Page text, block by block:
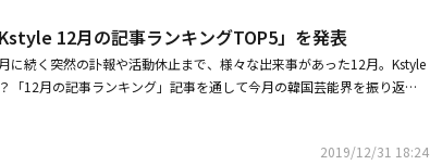
も！「PRODUCE 101 JAPAN THE GIRLS」の練習生が話題【ME:I オフ
、RAN、SHIZUKU、KOKONAに関するご報告平素よりME:Iを応援い
ます。このたび、COCORO、RAN、SHIZUKU、KOKONAは、2025年1
となりますことを、深くお詫び申し上げます。何卒、ご理解賜りますよ
にグループを脱退し、衝撃を与えた。「Nizi Project」とMnet「Girls
演した櫻井美羽、同じく「Girls Planet 999：少女祭典」出演の藤本彩
巳花、アンジュルムを卒業した笠原桃奈らも出演。特に櫻井美羽は、こ
る。同番組はJO1とINIを誕生させた「PRODUCE 101 JAPAN」のシーズ
12月の記事ランキングTOP5」を発表
に続く突然の訃報や活動休止まで、様々な出来事があった12月。Kstyle
「12月の記事ランキング」記事を通して今月の韓国芸能界を振り返り
もこれを伝えていると報じました。これをうけSMエンターテインメン
2019/12/31 18:24